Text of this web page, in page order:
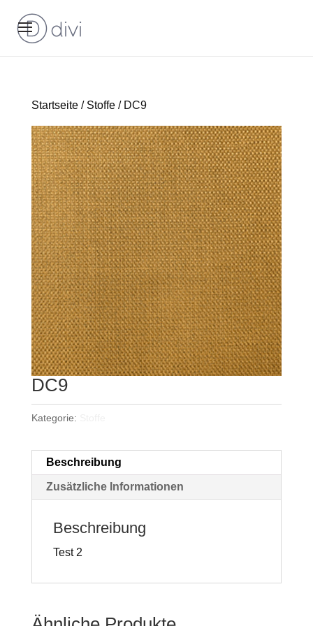
Startseite/ Stoffe/ DC9
DC9
Kategorie:
Beschreibung
Zusätzliche Informationen
Beschreibung
Test 2